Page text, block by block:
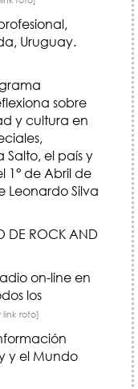
Uruguay.
sobre
y cultura en
el país y
1° de Abril de
Leonardo Silva
DE ROCK AND
on-line en
los
roto]
y el Mundo